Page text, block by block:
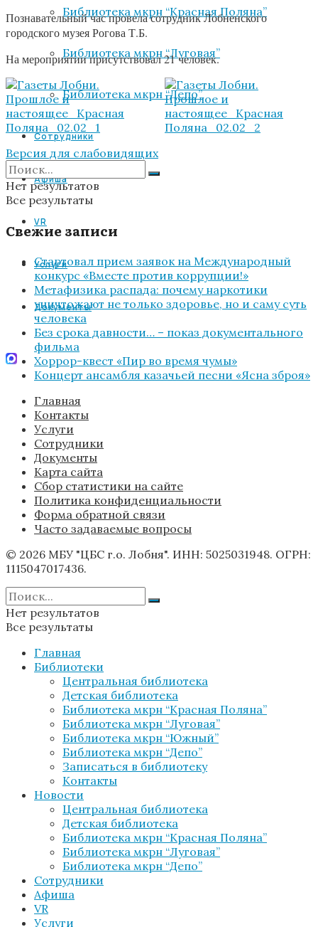
Библиотека мкрн “Красная Поляна”
Библиотека мкрн “Луговая”
Библиотека мкрн “Депо”
Сотрудники
Афиша
VR
Услуги
Документы
Познавательный час провела сотрудник Лобненского
городского музея Рогова Т.Б.
На мероприятии присутствовал 21 человек.
Версия для слабовидящих
Нет результатов
Все результаты
Свежие записи
Стартовал прием заявок на Международный
конкурс «Вместе против коррупции!»
Метафизика распада: почему наркотики
уничтожают не только здоровье, но и саму суть
человека
Без срока давности… – показ документального
фильма
Хоррор-квест «Пир во время чумы»
Концерт ансамбля казачьей песни «Ясна зброя»
Главная
Контакты
Услуги
Сотрудники
Документы
Карта сайта
Сбор статистики на сайте
Политика конфиденциальности
Форма обратной связи
Часто задаваемые вопросы
© 2026 МБУ "ЦБС г.о. Лобня". ИНН: 5025031948. ОГРН:
1115047017436.
Нет результатов
Все результаты
Главная
Библиотеки
Центральная библиотека
Детская библиотека
Библиотека мкрн “Красная Поляна”
Библиотека мкрн “Луговая”
Библиотека мкрн “Южный”
Библиотека мкрн “Депо”
Записаться в библиотеку
Контакты
Новости
Центральная библиотека
Детская библиотека
Библиотека мкрн “Красная Поляна”
Библиотека мкрн “Луговая”
Библиотека мкрн “Депо”
Сотрудники
Афиша
VR
Услуги